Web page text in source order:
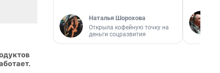
Наталья Шорохова
Открыла кофейную точку на
деньги соцразвития